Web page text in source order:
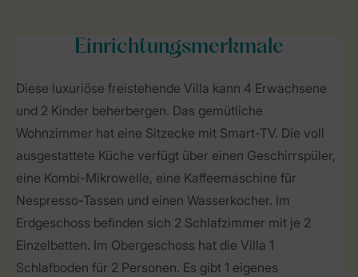
Einrichtungsmerkmale
Diese luxuriöse freistehende Villa kann 4 Erwachsene
und 2 Kinder beherbergen. Das gemütliche
Wohnzimmer hat eine Sitzecke mit Smart-TV. Die voll
ausgestattete Küche verfügt über einen Geschirrspüler,
eine Kombi-Mikrowelle, eine Kaffeemaschine für
Nespresso-Tassen und einen Wasserkocher. Im
Erdgeschoss befinden sich 2 Schlafzimmer mit je 2
Einzelbetten. Im Obergeschoss hat die Villa 1
Schlafboden für 2 Personen. Es gibt 1 eigenes